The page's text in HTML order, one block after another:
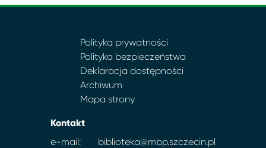
Polityka prywatności
Polityka bezpieczeństwa
Deklaracja dostępności
Archiwum
Mapa strony
Kontakt
e-mail:
biblioteka@mbp.szczecin.pl